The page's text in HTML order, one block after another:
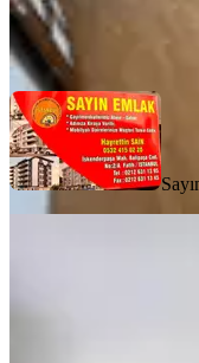
Sayın Emlak
Ara